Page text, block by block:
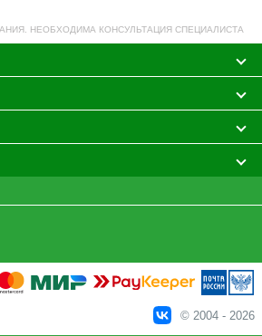
НЕОБХОДИМА КОНСУЛЬТАЦИЯ СПЕЦИАЛИСТА
© 2004 - 2026